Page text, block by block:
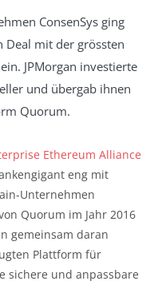
ConsenSys ging
Deal mit der grössten
JPMorgan investierte
und übergab ihnen
Quorum.
Ethereum Alliance
eng mit
Unternehmen
Quorum im Jahr 2016
gemeinsam daran
Plattform für
sichere und anpassbare